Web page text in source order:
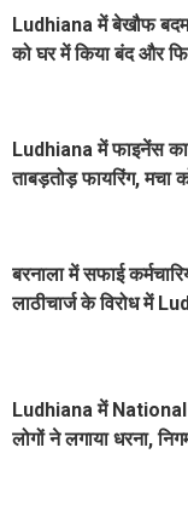
Ludhiana में बेखौफ
को घर में किया बंद और
Ludhiana में फाइनेंस
ताबड़तोड़ फायरिंग, मचा
बरनाला में सफाई
लाठीचार्ज के विरोध में
Ludhiana में
लोगों ने लगाया धरना,